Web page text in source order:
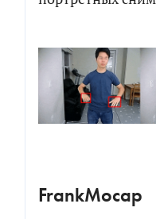
FrankMocap